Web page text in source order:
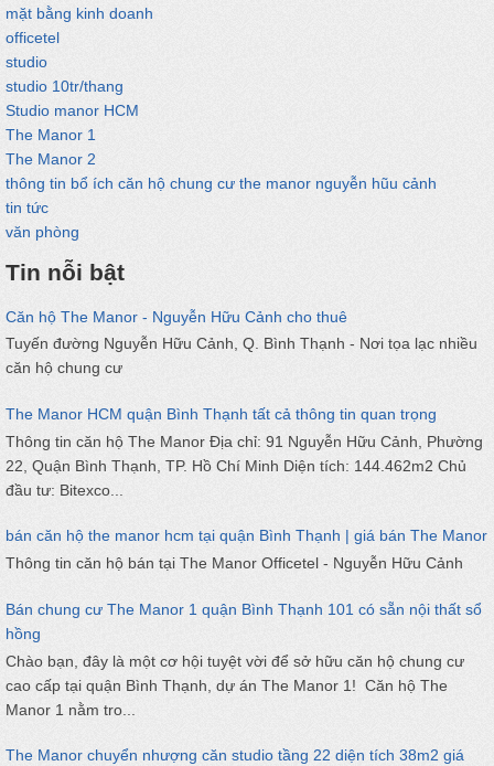
mặt bằng kinh doanh
officetel
studio
studio 10tr/thang
Studio manor HCM
The Manor 1
The Manor 2
thông tin bổ ích căn hộ chung cư the manor nguyễn hũu cảnh
tin tức
văn phòng
Tin nỗi bật
Căn hộ The Manor - Nguyễn Hữu Cảnh cho thuê
Tuyến đường Nguyễn Hữu Cảnh, Q. Bình Thạnh - Nơi tọa lạc nhiều
căn hộ chung cư
The Manor HCM quận Bình Thạnh tất cả thông tin quan trọng
Thông tin căn hộ The Manor Địa chỉ: 91 Nguyễn Hữu Cảnh, Phường
22, Quận Bình Thạnh, TP. Hồ Chí Minh Diện tích: 144.462m2 Chủ
đầu tư: Bitexco...
bán căn hộ the manor hcm tại quận Bình Thạnh | giá bán The Manor
Thông tin căn hộ bán tại The Manor Officetel - Nguyễn Hữu Cảnh
Bán chung cư The Manor 1 quận Bình Thạnh 101 có sẵn nội thất sổ
hồng
Chào bạn, đây là một cơ hội tuyệt vời để sở hữu căn hộ chung cư
cao cấp tại quận Bình Thạnh, dự án The Manor 1! Căn hộ The
Manor 1 nằm tro...
The Manor chuyển nhượng căn studio tầng 22 diện tích 38m2 giá